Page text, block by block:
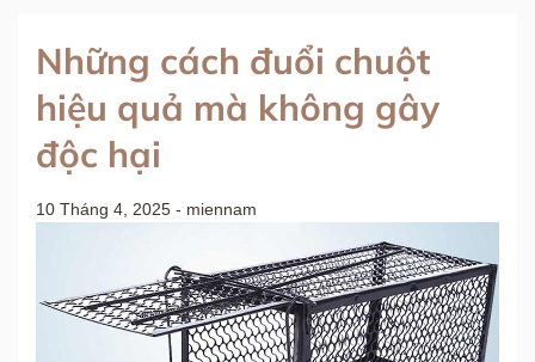
Những cách đuổi chuột
hiệu quả mà không gây
độc hại
10 Tháng 4, 2025 - miennam